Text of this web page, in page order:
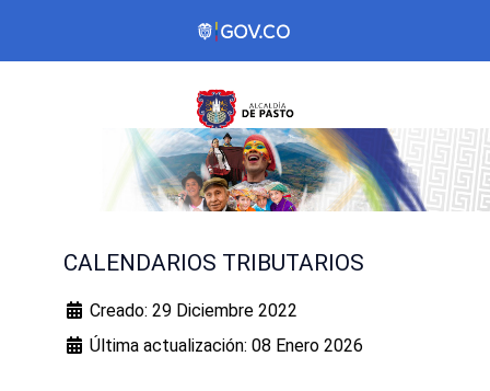
CALENDARIOS TRIBUTARIOS
Creado: 29 Diciembre 2022
Última actualización: 08 Enero 2026